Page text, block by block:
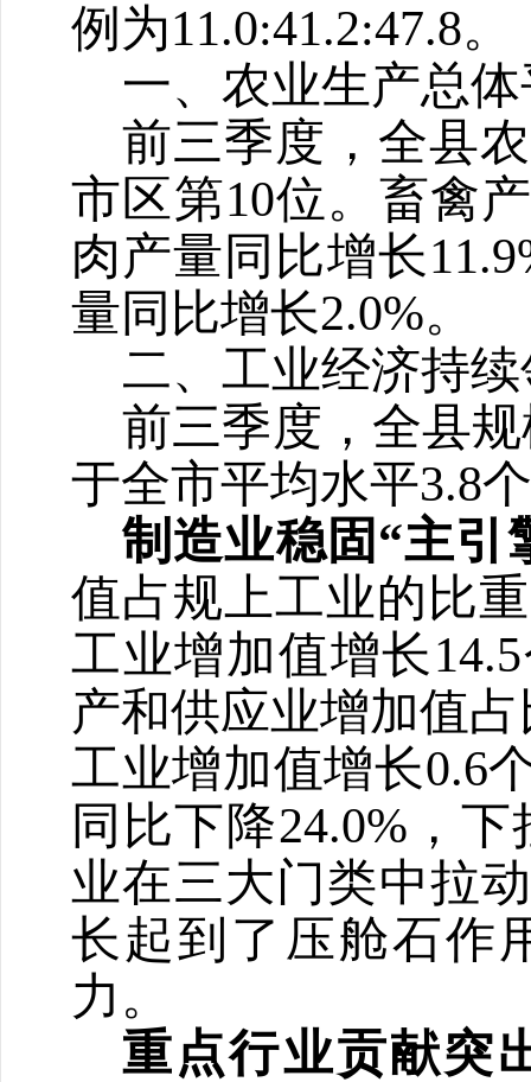
例为11.0:41.2:47.8。
一、农业生产总
前三季度，全县
市区第10位。畜禽
肉产量同比增长
量同比增长2.0%。
二、工业经济持
前三季度，全县
于全市平均水平3.8
制造业稳固 “主引
值占规上工业的比
工业增加值增长14.5
产和供应业增加值占
工业增加值增长0.6
同比下降24.0% ，
业在三大门类中拉
长起到了压舱石作
力。
重点行业贡献突